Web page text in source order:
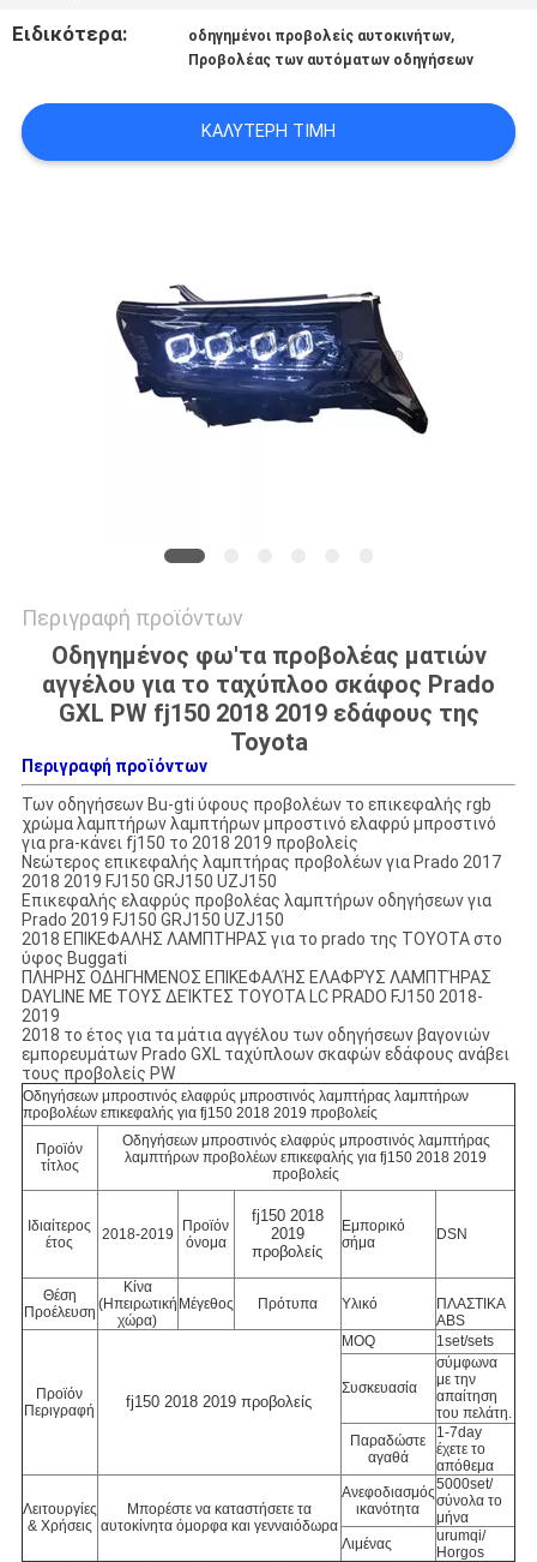
ΠΕΡΙΠΤΏΣΕΙΣ
ΖΗΤΉΣΤΕ
ΈΝΑ
ONLINE
SITEMAP
Ειδικότερα: οδηγημένοι προβολείς αυτοκινήτων,
Προβολέας των αυτόματων οδηγήσεων
ΚΑΛΎΤΕΡΗ ΤΙΜΉ
Περιγραφή προϊόντων
Οδηγημένος φω'τα προβολέας ματιών
αγγέλου για το ταχύπλοο σκάφος Prado
GXL PW fj150 2018 2019 εδάφους της
Toyota
Περιγραφή προϊόντων
Των οδηγήσεων Bu-gti ύφους προβολέων το επικεφαλής rgb
χρώμα λαμπτήρων λαμπτήρων μπροστινό ελαφρύ μπροστινό
για pra-κάνει fj150 το 2018 2019 προβολείς
Νεώτερος επικεφαλής λαμπτήρας προβολέων για Prado 2017
2018 2019 FJ150 GRJ150 UZJ150
Επικεφαλής ελαφρύς προβολέας λαμπτήρων οδηγήσεων για
Prado 2019 FJ150 GRJ150 UZJ150
2018 ΕΠΙΚΕΦΑΛΗΣ ΛΑΜΠΤΗΡΑΣ για το prado της TOYOTA στο
ύφος Buggati
ΠΛΗΡΗΣ ΟΔΗΓΗΜΕΝΟΣ ΕΠΙΚΕΦΑΛΉΣ ΕΛΑΦΡΎΣ ΛΑΜΠΤΉΡΑΣ
DAYLINE ΜΕ ΤΟΥΣ ΔΕΊΚΤΕΣ TOYOTA LC PRADO FJ150 2018-
2019
2018 το έτος για τα μάτια αγγέλου των οδηγήσεων βαγονιών
εμπορευμάτων Prado GXL ταχύπλοων σκαφών εδάφους ανάβει
τους προβολείς PW
Οδηγήσεων μπροστινός ελαφρύς μπροστινός λαμπτήρας λαμπτήρων
προβολέων επικεφαλής για fj150 2018 2019 προβολείς
Προϊόν
τίτλος
Οδηγήσεων μπροστινός ελαφρύς μπροστινός λαμπτήρας
λαμπτήρων προβολέων επικεφαλής για fj150 2018 2019
προβολείς
Ιδιαίτερος
έτος
2018-2019
Προϊόν
όνομα
fj150 2018
2019
προβολείς
Εμπορικό
σήμα
DSN
Θέση
Προέλευση
Κίνα
(Ηπειρωτική
χώρα)
Μέγεθος Πρότυπα Υλικό
ΠΛΑΣΤΙΚΑ
ABS
Προϊόν
Περιγραφή
fj150 2018 2019 προβολείς
MOQ 1set/sets
Συσκευασία
σύμφωνα
με την
απαίτηση
του πελάτη.
Παραδώστε
αγαθά
1-7day
έχετε το
απόθεμα
Λειτουργίες
& Χρήσεις
Μπορέστε να καταστήσετε τα
αυτοκίνητα όμορφα και γενναιόδωρα
Ανεφοδιασμός
ικανότητα
5000set/
σύνολα το
μήνα
Λιμένας
urumqi/
Horgos